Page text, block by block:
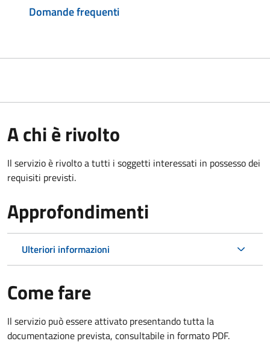
Domande frequenti
A chi è rivolto
Il servizio è rivolto a tutti i soggetti interessati in possesso dei
requisiti previsti.
Approfondimenti
Ulteriori informazioni
Come fare
Il servizio può essere attivato presentando tutta la
documentazione prevista, consultabile in formato PDF.